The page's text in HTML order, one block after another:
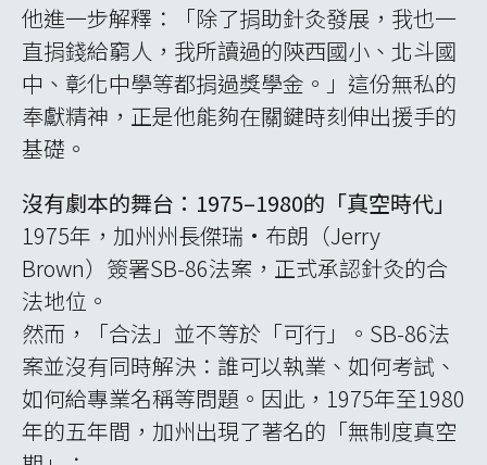
他進一步解釋：「除了捐助針灸發展，我也一
直捐錢給窮人，我所讀過的陝西國小、北斗國
中、彰化中學等都捐過獎學金。」這份無私的
奉獻精神，正是他能夠在關鍵時刻伸出援手的
基礎。
沒有劇本的舞台：1975–1980的「真空時代」
1975年，加州州長傑瑞•布朗（Jerry
Brown）簽署SB-86法案，正式承認針灸的合
法地位。
然而，「合法」並不等於「可行」。SB-86法
案並沒有同時解決：誰可以執業、如何考試、
如何給專業名稱等問題。因此，1975年至1980
年的五年間，加州出現了著名的「無制度真空